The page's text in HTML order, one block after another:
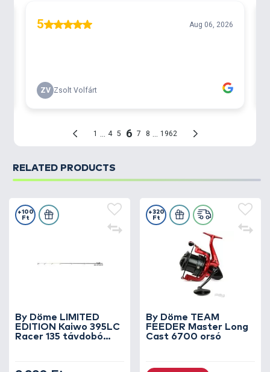
legfontosabb műszaki paramérei:
Alapanyag: TORAY T1100G M40X Carbon
Tagok száma: 3+2
Teljes hossz: 395 cm
Elérhető dobótávolság: 150 m
Ezt a botcsaládot olyan feederhorgászoknak
ajánljuk, akik nem szeretnének kompromisszumot
kötni! Rendeltetésszerű használat mellett ez a
horgászbot törhetetlen! Legyen szó extra nagy
távolságok eléréséről és kapitális méretű halakról,
RELATED PRODUCTS
By Döme LIMITED
EDITION Kaiwo 395LC
Racer 135 távdobó
+100
Ft
By Döme TEAM
FEEDER Master Long
Cast 6700 orsó
+320
Ft